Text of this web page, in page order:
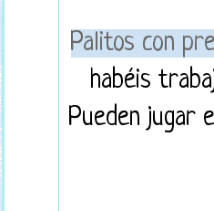
Palitos con
habéis
Pueden jugar